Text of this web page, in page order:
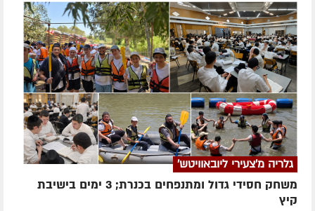
גלריה מ'צעירי ליובאוויטש'
משחק חסידי גדול ומתנפחים בכנרת; 3 ימים בישיבת
קיץ